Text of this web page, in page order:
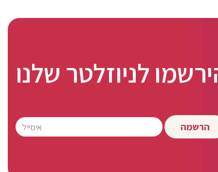
לניוזלטר שלנו
הרשמה